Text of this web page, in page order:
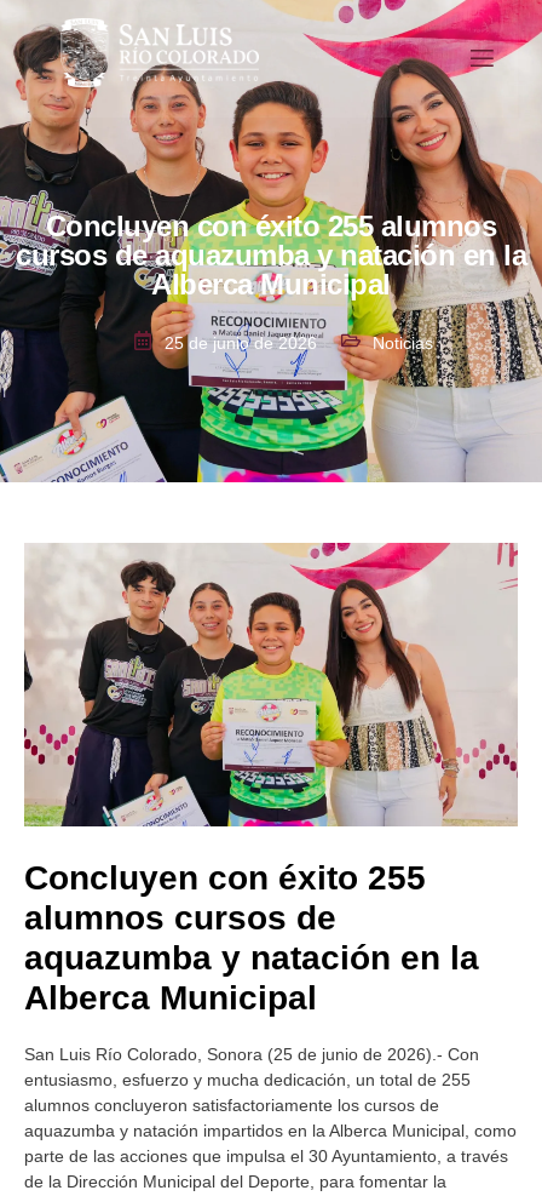
Concluyen con éxito 255 alumnos
cursos de aquazumba y natación en la
Alberca Municipal
25 de junio de 2026 Noticias
Concluyen con éxito 255
alumnos cursos de
aquazumba y natación en la
Alberca Municipal
San Luis Río Colorado, Sonora (25 de junio de 2026).- Con
entusiasmo, esfuerzo y mucha dedicación, un total de 255
alumnos concluyeron satisfactoriamente los cursos de
aquazumba y natación impartidos en la Alberca Municipal, como
parte de las acciones que impulsa el 30 Ayuntamiento, a través
de la Dirección Municipal del Deporte, para fomentar la